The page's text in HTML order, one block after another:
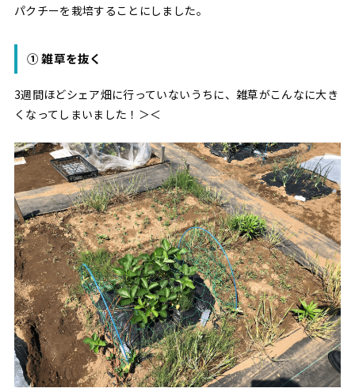
パクチーを栽培することにしました。
① 雑草を抜く
3週間ほどシェア畑に行っていないうちに、雑草がこんなに大き
くなってしまいました！＞＜